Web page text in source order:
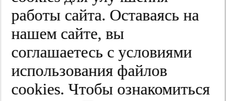
Сов­ре­мен­
ные стра­те­
гии ран­ней
работы сайта. Оставаясь на
нашем сайте, вы
соглашаетесь с условиями
использования файлов
cооkies. Чтобы ознакомиться